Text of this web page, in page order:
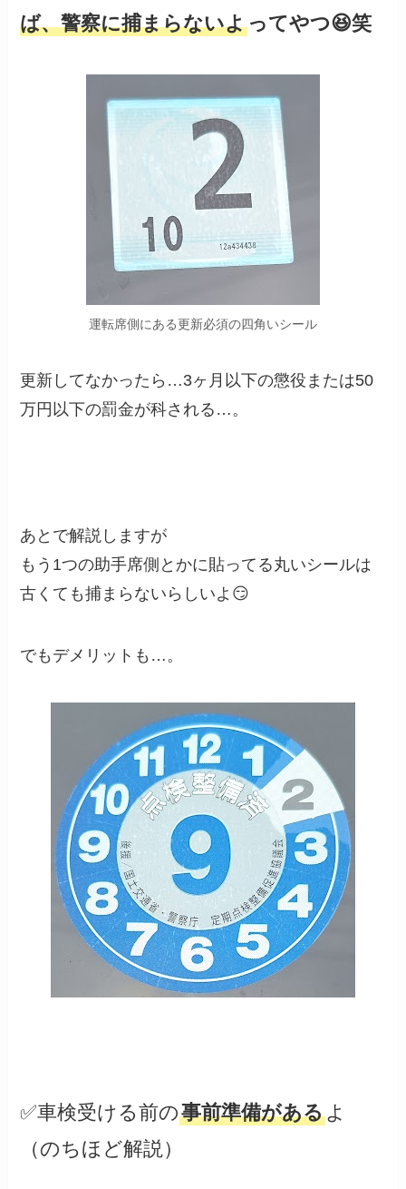
ば、警察に捕まらないよってやつ😆笑
運転席側にある更新必須の四角いシール
更新してなかったら…3ヶ月以下の懲役または50
万円以下の罰金が科される…。
あとで解説しますが
もう1つの助手席側とかに貼ってる丸いシールは
古くても捕まらないらしいよ😏
でもデメリットも…。
✅車検受ける前の事前準備があるよ
（のちほど解説）